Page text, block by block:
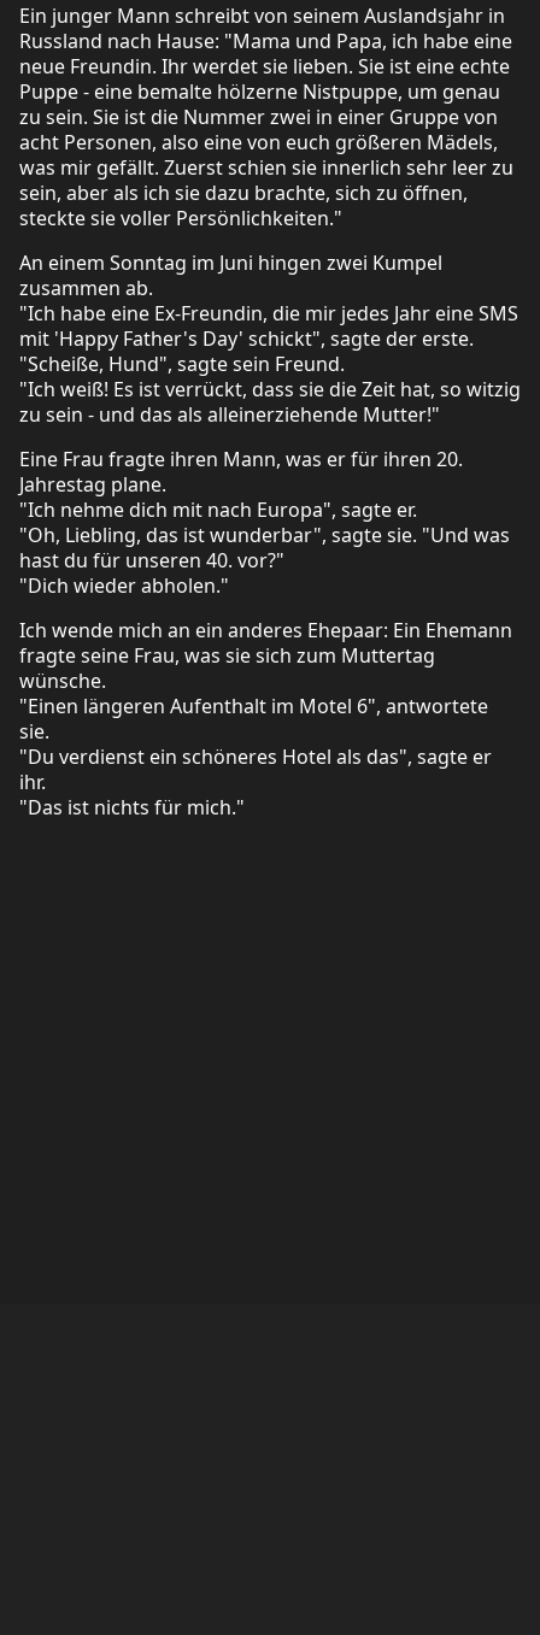
Ein junger Mann schreibt von seinem Auslandsjahr in
Russland nach Hause: "Mama und Papa, ich habe eine
neue Freundin. Ihr werdet sie lieben. Sie ist eine echte
Puppe - eine bemalte hölzerne Nistpuppe, um genau
zu sein. Sie ist die Nummer zwei in einer Gruppe von
acht Personen, also eine von euch größeren Mädels,
was mir gefällt. Zuerst schien sie innerlich sehr leer zu
sein, aber als ich sie dazu brachte, sich zu öffnen,
steckte sie voller Persönlichkeiten."
An einem Sonntag im Juni hingen zwei Kumpel
zusammen ab.
"Ich habe eine Ex-Freundin, die mir jedes Jahr eine SMS
mit 'Happy Father's Day' schickt", sagte der erste.
"Scheiße, Hund", sagte sein Freund.
"Ich weiß! Es ist verrückt, dass sie die Zeit hat, so witzig
zu sein - und das als alleinerziehende Mutter!"
Eine Frau fragte ihren Mann, was er für ihren 20.
Jahrestag plane.
"Ich nehme dich mit nach Europa", sagte er.
"Oh, Liebling, das ist wunderbar", sagte sie. "Und was
hast du für unseren 40. vor?"
"Dich wieder abholen."
Ich wende mich an ein anderes Ehepaar: Ein Ehemann
fragte seine Frau, was sie sich zum Muttertag
wünsche.
"Einen längeren Aufenthalt im Motel 6", antwortete
sie.
"Du verdienst ein schöneres Hotel als das", sagte er
ihr.
"Das ist nichts für mich."